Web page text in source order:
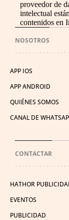
proveedor de
intelectual
contenidos en
NOSOTROS
APP IOS
APP ANDROID
QUIÉNES SOMOS
CANAL DE
CONTACTAR
HATHOR
EVENTOS
PUBLICIDAD